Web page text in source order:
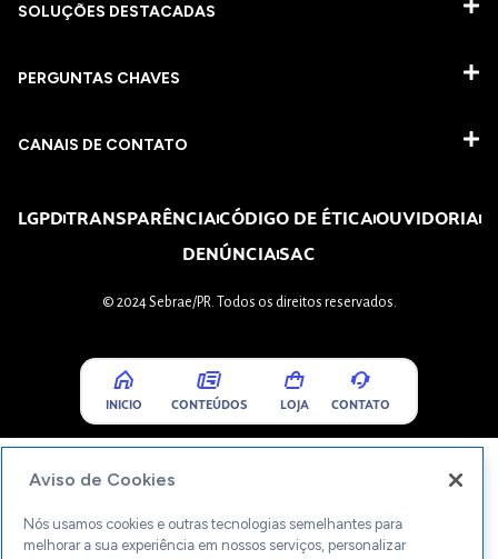
SOLUÇÕES DESTACADAS
PERGUNTAS CHAVES​
CANAIS DE CONTATO
LGPDTRANSPARÊNCIACÓDIGO DE ÉTICAOUVIDORIA
DENÚNCIASAC
© 2024 Sebrae/PR. Todos os direitos reservados.
INICIO CONTEÚDOS LOJA CONTATO
Aviso de Cookies
Nós usamos cookies e outras tecnologias semelhantes para
melhorar a sua experiência em nossos serviços, personalizar